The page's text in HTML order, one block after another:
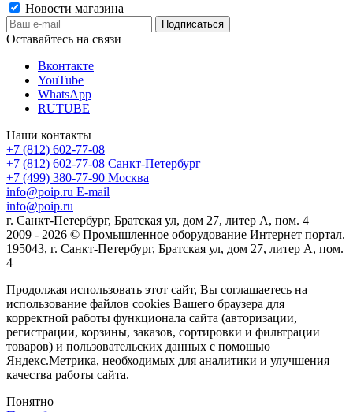
Новости магазина
Оставайтесь на связи
Вконтакте
YouTube
WhatsApp
RUTUBE
Наши контакты
+7 (812) 602-77-08
+7 (812) 602-77-08 Санкт-Петербург
+7 (499) 380-77-90 Москва
info@poip.ru E-mail
info@poip.ru
г. Санкт-Петербург, Братская ул, дом 27, литер А, пом. 4
2009 - 2026 © Промышленное оборудование Интернет портал.
195043, г. Санкт-Петербург, Братская ул, дом 27, литер А, пом.
4
Продолжая использовать этот сайт, Вы соглашаетесь на
использование файлов cookies Вашего браузера для
корректной работы функционала сайта (авторизации,
регистрации, корзины, заказов, сортировки и фильтрации
товаров) и пользовательских данных с помощью
Яндекс.Метрика, необходимых для аналитики и улучшения
качества работы сайта.
Понятно